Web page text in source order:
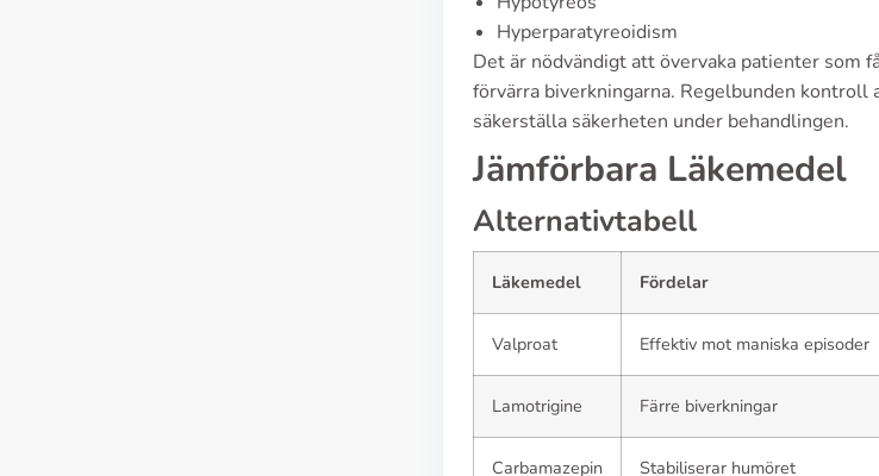
Hyperparatyreoidism
Det är nödvändigt att övervaka patienter som
förvärra biverkningarna. Regelbunden
säkerställa säkerheten under behandlingen.
Jämförbara Läkemedel
Alternativtabell
Läkemedel Fördelar
Valproat Effektiv mot maniska episoder
Lamotrigine Färre biverkningar
Carbamazepin Stabiliserar humöret